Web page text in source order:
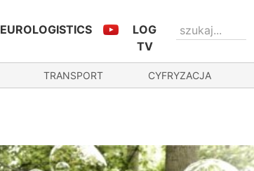
EUROLOGISTICS
LOG
TV
TRANSPORT CYFRYZACJA